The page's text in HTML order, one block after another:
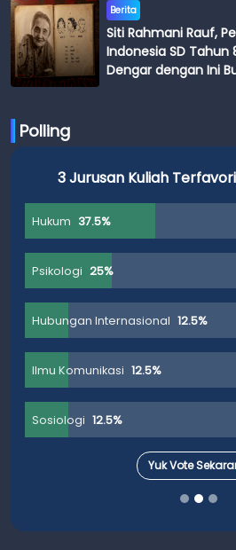
Berita
Siti Rahmani Rauf,
Indonesia SD
Dengar dengan Ini
Polling
3 Jurusan Kuliah
Hukum 37.5%
Psikologi 25%
Hubungan Internasional 12.5%
Ilmu Komunikasi 12.5%
Sosiologi 12.5%
Yuk Vote